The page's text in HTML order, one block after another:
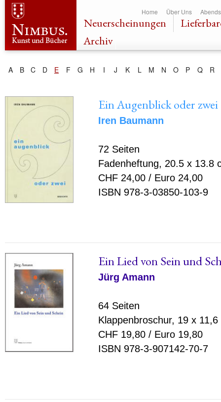
Home Über Uns
Neuerscheinungen
Archiv
A B C D E F G H I J K L M N O P Q R
Ein Augenblick oder zwei
Iren Baumann
72 Seiten
Fadenheftung, 20.5 x 13.8
CHF 24,00 / Euro 24,00
ISBN 978-3-03850-103-9
Ein Lied von Sein und
Jürg Amann
64 Seiten
Klappenbroschur, 19 x 11,6
CHF 19,80 / Euro 19,80
ISBN 978-3-907142-70-7